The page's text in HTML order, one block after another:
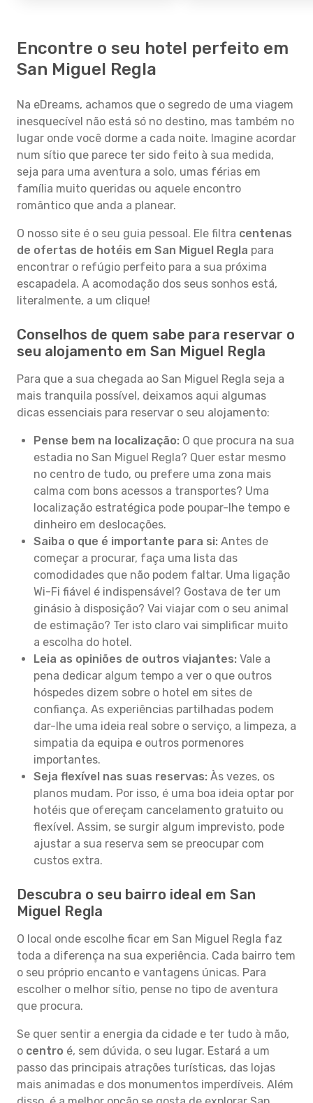
Encontre o seu hotel perfeito em
San Miguel Regla
Na eDreams, achamos que o segredo de uma viagem
inesquecível não está só no destino, mas também no
lugar onde você dorme a cada noite. Imagine acordar
num sítio que parece ter sido feito à sua medida,
seja para uma aventura a solo, umas férias em
família muito queridas ou aquele encontro
romântico que anda a planear.
O nosso site é o seu guia pessoal. Ele filtra centenas
de ofertas de hotéis em San Miguel Regla para
encontrar o refúgio perfeito para a sua próxima
escapadela. A acomodação dos seus sonhos está,
literalmente, a um clique!
Conselhos de quem sabe para reservar o
seu alojamento em San Miguel Regla
Para que a sua chegada ao San Miguel Regla seja a
mais tranquila possível, deixamos aqui algumas
dicas essenciais para reservar o seu alojamento:
Pense bem na localização: O que procura na sua
estadia no San Miguel Regla? Quer estar mesmo
no centro de tudo, ou prefere uma zona mais
calma com bons acessos a transportes? Uma
localização estratégica pode poupar-lhe tempo e
dinheiro em deslocações.
Saiba o que é importante para si: Antes de
começar a procurar, faça uma lista das
comodidades que não podem faltar. Uma ligação
Wi-Fi fiável é indispensável? Gostava de ter um
ginásio à disposição? Vai viajar com o seu animal
de estimação? Ter isto claro vai simplificar muito
a escolha do hotel.
Leia as opiniões de outros viajantes: Vale a
pena dedicar algum tempo a ver o que outros
hóspedes dizem sobre o hotel em sites de
confiança. As experiências partilhadas podem
dar-lhe uma ideia real sobre o serviço, a limpeza, a
simpatia da equipa e outros pormenores
importantes.
Seja flexível nas suas reservas: Às vezes, os
planos mudam. Por isso, é uma boa ideia optar por
hotéis que ofereçam cancelamento gratuito ou
flexível. Assim, se surgir algum imprevisto, pode
ajustar a sua reserva sem se preocupar com
custos extra.
Descubra o seu bairro ideal em San
Miguel Regla
O local onde escolhe ficar em San Miguel Regla faz
toda a diferença na sua experiência. Cada bairro tem
o seu próprio encanto e vantagens únicas. Para
escolher o melhor sítio, pense no tipo de aventura
que procura.
Se quer sentir a energia da cidade e ter tudo à mão,
o centro é, sem dúvida, o seu lugar. Estará a um
passo das principais atrações turísticas, das lojas
mais animadas e dos monumentos imperdíveis. Além